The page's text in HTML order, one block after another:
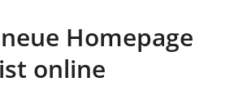
Homepage
ist online